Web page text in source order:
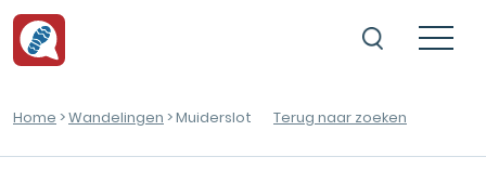
Home >Wandelingen > Muiderslot Terug naar zoeken